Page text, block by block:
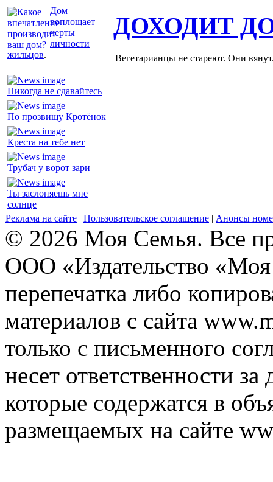
Дом
воплощает
черты
личности
жильцов.
Никогда не сдавайтесь
По прозвищу Кротёнок
Креста на тебе нет
Трубач у ворот зари
Ты заслоняешь мне
солнце
ДОХОДИТ
Вегетарианцы не стареют. Они
Реклама на сайте | Пользовательское соглашение | Анонсы
© 2026 Моя Семья. Все
ООО «Издательство
перепечатка либо
материалов с сайта
только с письменного
несет ответственности
которые содержатся в
размещаемых на сайте